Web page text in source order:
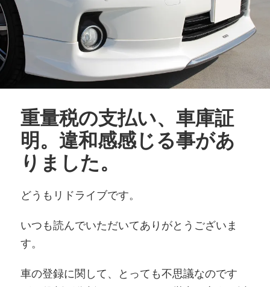
重量税の支払い、車庫証
明。違和感感じる事があ
りました。
どうもリドライブです。
いつも読んでいただいてありがとうございま
す。
車の登録に関して、とっても不思議なのです